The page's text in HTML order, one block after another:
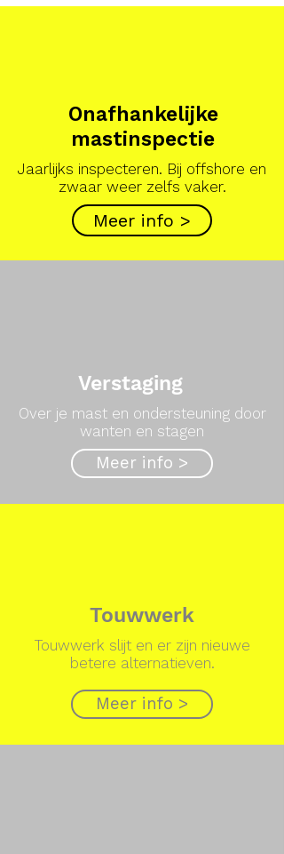
Onafhankelijke
mastinspectie
Jaarlijks inspecteren. Bij offshore en
zwaar weer zelfs vaker.
Meer info >
Verstaging
Over je mast en ondersteuning door
wanten en stagen
Meer info >
Touwwerk
Touwwerk slijt en er zijn nieuwe
betere alternatieven.
Meer info >